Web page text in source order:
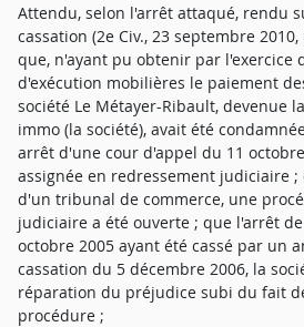
Attendu, selon l'arrêt attaqué, rendu
cassation (2e Civ., 23 septembre
que, n'ayant pu obtenir par l'exercice
d'exécution mobilières le paiement
société Le Métayer-Ribault, devenue
immo (la société), avait été
arrêt d'une cour d'appel du 11 octobre
assignée en redressement judiciaire
d'un tribunal de commerce, une
judiciaire a été ouverte ; que l'arrêt
octobre 2005 ayant été cassé par un
cassation du 5 décembre 2006, la
réparation du préjudice subi du fait
procédure ;